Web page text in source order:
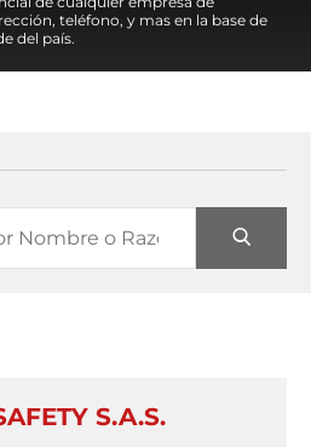
teléfono, y mas en la base de
del país.
S.A.S.